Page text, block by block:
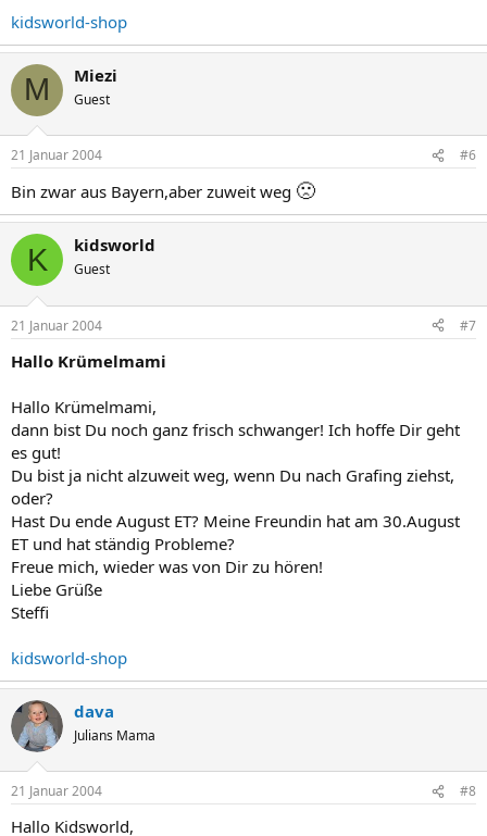
kidsworld-shop
M Miezi
Guest
21 Januar 2004 #6
Bin zwar aus Bayern,aber zuweit weg 🙁
K kidsworld
Guest
21 Januar 2004 #7
Hallo Krümelmami
Hallo Krümelmami,
dann bist Du noch ganz frisch schwanger! Ich hoffe Dir geht
es gut!
Du bist ja nicht alzuweit weg, wenn Du nach Grafing ziehst,
oder?
Hast Du ende August ET? Meine Freundin hat am 30.August
ET und hat ständig Probleme?
Freue mich, wieder was von Dir zu hören!
Liebe Grüße
Steffi
kidsworld-shop
dava
Julians Mama
21 Januar 2004 #8
Hallo Kidsworld,